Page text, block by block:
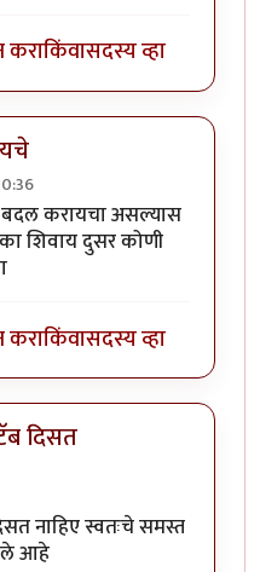
कराकिंवासदस्य व्हा
बदल करायचा असल्यास
शिवाय दुसर कोणी
कराकिंवासदस्य व्हा
दिसत
नाहिए स्वतःचे समस्त
आहे